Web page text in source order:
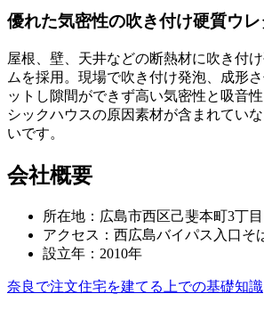
優れた気密性の吹き付け硬質ウ
屋根、壁、天井などの断熱材に吹き付
ムを採用。現場で吹き付け発泡、成形
ットし隙間ができず高い気密性と吸音性
シックハウスの原因素材が含まれてい
いです。
会社概要
所在地：広島市西区己斐本町3丁目
アクセス：西広島バイパス入口そ
設立年：2010年
奈良で注文住宅を建てる上での基礎知識